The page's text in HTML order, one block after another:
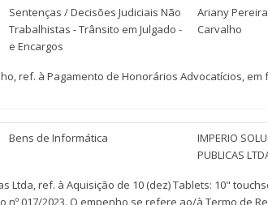
Sentenças / Decisões Judiciais Não
Trabalhistas - Trânsito em Julgado -
e Encargos
Ariany
Carvalho
ref. à Pagamento de Honorários Advocatícios, em
Bens de Informática
IMPERIO
PUBLICAS
Ltda, ref. à Aquisição de 10 (dez) Tablets: 10"
017/2023. O empenho se refere ao/à Termo de